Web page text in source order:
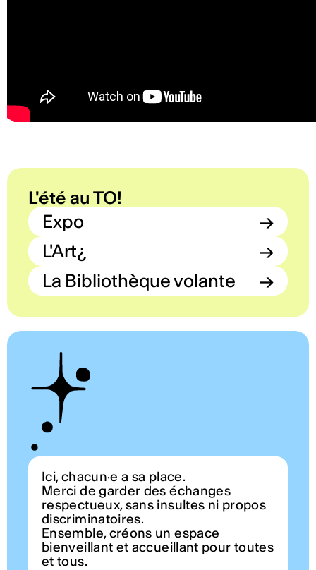
L'été au TO!
Expo
→
L'Art¿
→
La Bibliothèque volante
→
Ici, chacun·e a sa place.
Merci de garder des échanges
respectueux, sans insultes ni propos
discriminatoires.
Ensemble, créons un espace
bienveillant et accueillant pour toutes
et tous.